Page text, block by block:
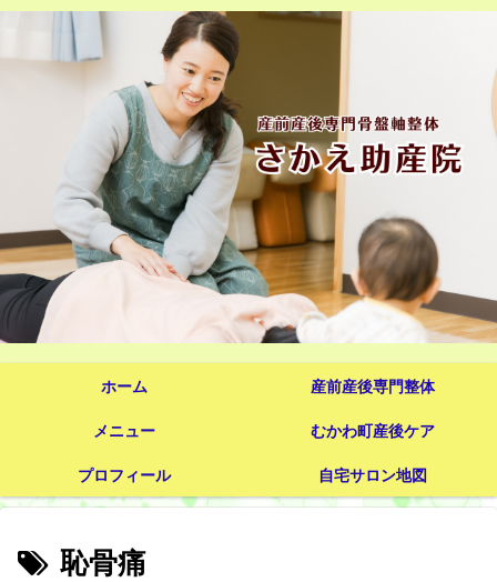
ホーム
産前産後専門整体
メニュー
むかわ町産後ケア
プロフィール
自宅サロン地図
恥骨痛